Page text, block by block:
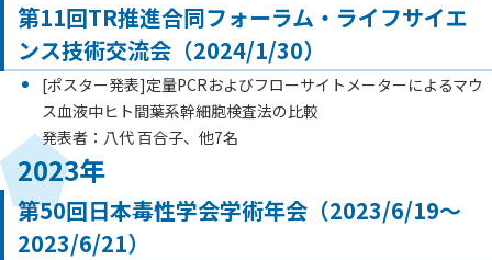
第11回TR推進合同フォーラム・ライフサイエ
ンス技術交流会（2024/1/30）
[ポスター発表]定量PCRおよびフローサイトメーターによるマウ
ス血液中ヒト間葉系幹細胞検査法の比較
発表者：八代 百合子、他7名
2023年
第50回日本毒性学会学術年会（2023/6/19～
2023/6/21）